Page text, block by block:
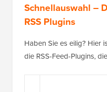
Schnellauswahl –
RSS Plugins
Haben Sie es eilig? Hier
die RSS-Feed-Plugins,